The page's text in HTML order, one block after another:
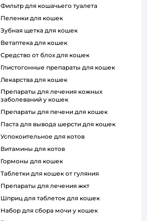
фильтр для кошачьего туалета
пеленки для кошек
зубная щетка для кошек
ветаптека для кошек
средство от блох для кошек
глистогонные препараты для кошек
лекарства для кошек
препараты для лечения кожных
заболеваний у кошек
препараты для печени для кошек
паста для вывода шерсти для кошек
успокоительное для котов
витамины для котов
гормоны для кошек
таблетки для кошек от гуляния
препараты для лечения жкт
шприц для таблеток для кошек
набор для сбора мочи у кошек